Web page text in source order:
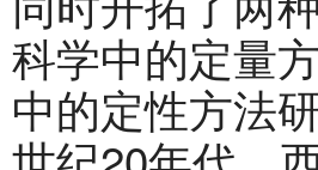
科学中的定量
中的定性方法